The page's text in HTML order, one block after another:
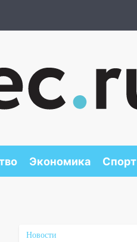
Экономика Спорт
Новости